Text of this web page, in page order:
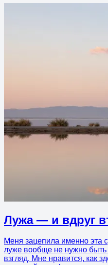
Лужа — и вдруг
Меня зацепила именно эта
луже вообще не нужно быть
взгляд. Мне нравится, как